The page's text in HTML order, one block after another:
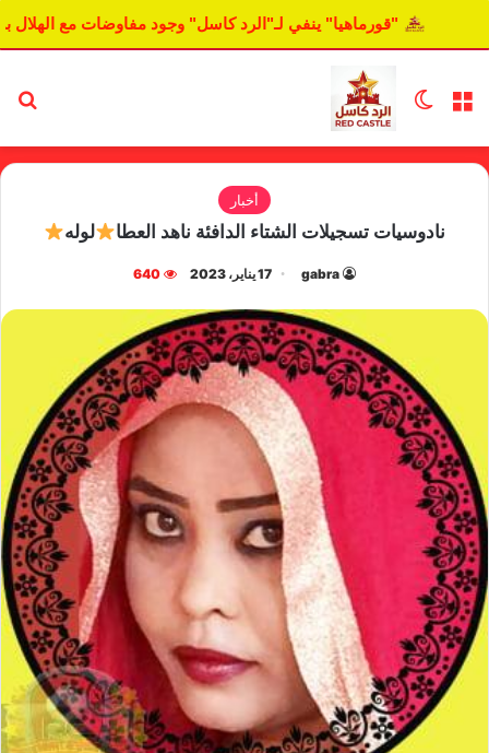
"قورماهيا" ينفي لـ"الرد كاسل" وجود مفاوضات مع الهلال
القائمة الوضع المظلم
أخبار
نادوسيات تسجيلات الشتاء الدافئة ناهد العطا لوله
gabra 17 يناير، 2023 640